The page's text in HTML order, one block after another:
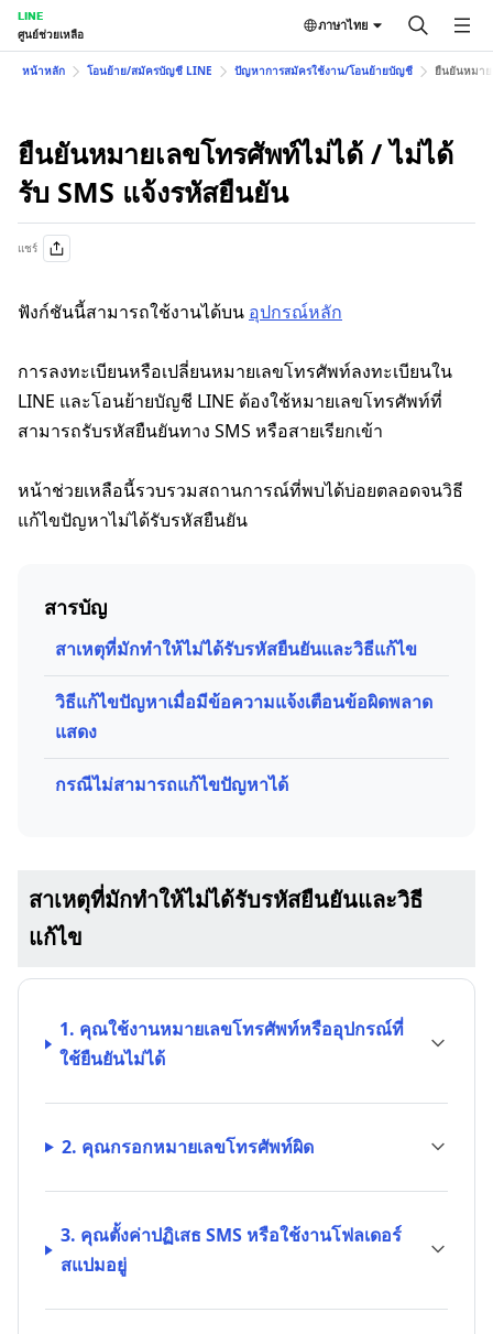
LINE
ศูนย์ช่วยเหลือ
ภาษาไทย
หน้าหลัก โอนย้าย/สมัครบัญชี LINE ปัญหาการสมัครใช้งาน/โอนย้ายบัญชี ยืนยันหมาย
ยืนยันหมายเลขโทรศัพท์ไม่ได้ / ไม่ได้
รับ SMS แจ้งรหัสยืนยัน
แชร์
ฟังก์ชันนี้สามารถใช้งานได้บน อุปกรณ์หลัก
การลงทะเบียนหรือเปลี่ยนหมายเลขโทรศัพท์ลงทะเบียนใน
LINE และโอนย้ายบัญชี LINE ต้องใช้หมายเลขโทรศัพท์ที่
สามารถรับรหัสยืนยันทาง SMS หรือสายเรียกเข้า
หน้าช่วยเหลือนี้รวบรวมสถานการณ์ที่พบได้บ่อยตลอดจนวิธี
แก้ไขปัญหาไม่ได้รับรหัสยืนยัน
สารบัญ
สาเหตุที่มักทำให้ไม่ได้รับรหัสยืนยันและวิธีแก้ไข
วิธีแก้ไขปัญหาเมื่อมีข้อความแจ้งเตือนข้อผิดพลาด
แสดง
กรณีไม่สามารถแก้ไขปัญหาได้
สาเหตุที่มักทำให้ไม่ได้รับรหัสยืนยันและวิธี
แก้ไข
1. คุณใช้งานหมายเลขโทรศัพท์หรืออุปกรณ์ที่
ใช้ยืนยันไม่ได้
2. คุณกรอกหมายเลขโทรศัพท์ผิด
3. คุณตั้งค่าปฏิเสธ SMS หรือใช้งานโฟลเดอร์
สแปมอยู่